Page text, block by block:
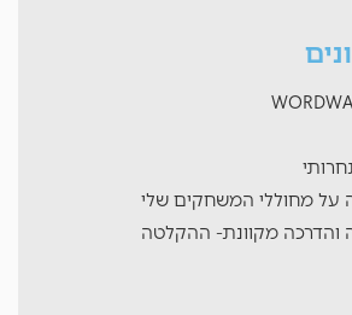
על מחוללי המשחקים שלי
והדרכה מקוונת- ההקלטה